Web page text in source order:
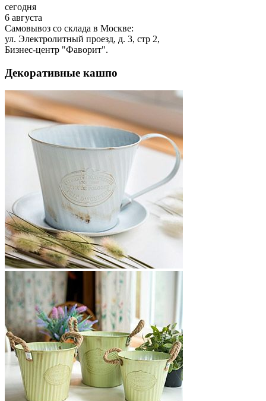
сегодня
6 августа
Самовывоз со склада в Москве:
ул. Электролитный проезд, д. 3, стр 2,
Бизнес-центр "Фаворит".
Декоративные кашпо